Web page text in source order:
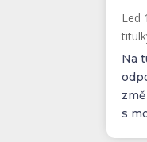
Led
Na
s